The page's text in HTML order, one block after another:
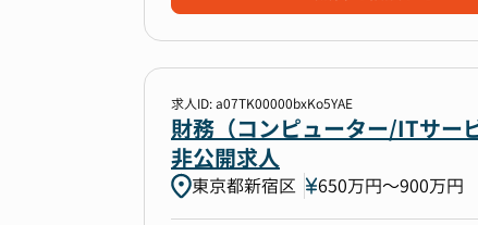
- 事業拡大に合わせた組織設計と人
⑥資金調達（VCデット・エクイテ
● VCとのコミュニケーション支援:
- 投資家向け資料（事業計画、財務
- デューデリジェンス（DD）対応
∟財務グループ：7名
∟単体経理グループ：20名（うち
【働き方】
残業20時間程度
リモートワーク導入（但しオンボー
【働き方】
残業20時間程度
【本ポジションの魅力】
・事業成長に応じて関連業務の範
・経営陣のコーポレート機能やコ
∟借入金及び利率の管理
∟若手メンバーへの教育を含む中長
∟各施策の戦術レベルでの検討、仕
∟採用、評価、面談
また、ご経験とご意向に応じて以
求人ID: a07TK00000bxKo5YAE
財務（コンピューター/ITサー
非公開求人
東京都新宿区 650万円〜900万円